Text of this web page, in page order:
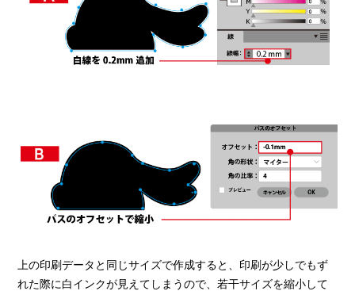
上の印刷データと同じサイズで作成すると、印刷が少しでもず
れた際に白インクが見えてしまうので、若干サイズを縮小して